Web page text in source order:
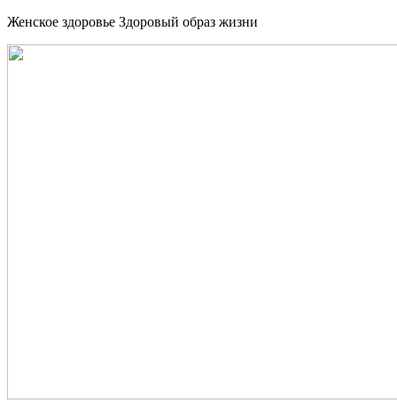
Женское здоровье Здоровый образ жизни